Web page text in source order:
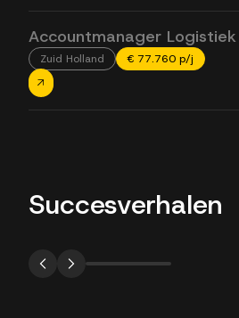
Accountmanager Logistiek
Zuid Holland € 77.760 p/j
Succesverhalen